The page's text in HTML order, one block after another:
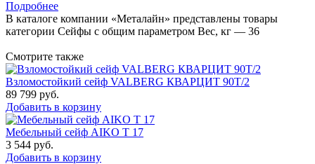
Подробнее
В каталоге компании «Металайн» представлены товары
категории Сейфы с общим параметром Вес, кг — 36
Смотрите также
Взломостойкий сейф VALBERG КВАРЦИТ 90Т/2
89 799 руб.
Добавить в корзину
Мебельный сейф AIKO Т 17
3 544 руб.
Добавить в корзину